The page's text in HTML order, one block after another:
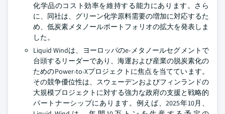
化学品のコスト効率を維持する能力にあります。さら
に、同社は、グリーン化学原料需要の増加に対応するた
め、低炭素メタノールポートフォリオの拡大を発表しま
した。
Liquid Windは、ヨーロッパのe-メタノールセグメントで
台頭するリーダーであり、海運および産業の脱炭素化の
ためのPower-to-Xプロジェクトに焦点を当てています。
その競争優位性は、スウェーデンおよびフィンランドの
大規模プロジェクトに対する強力な政府の支援と戦略的
パートナーシップにあります。例えば、2025年10月、